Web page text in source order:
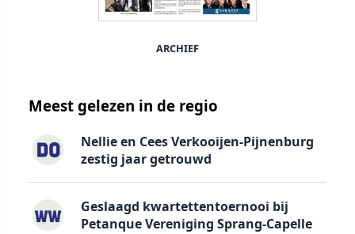
ARCHIEF
Meest gelezen in de regio
Nellie en Cees Verkooijen-Pijnenburg
zestig jaar getrouwd
Geslaagd kwartettentoernooi bij
Petanque Vereniging Sprang-Capelle